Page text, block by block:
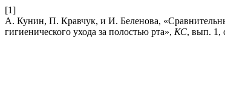
[1]
А. Кунин, П. Кравчук, и И. Беленова,
гигиенического ухода за полостью рта», КС, вып. 1,